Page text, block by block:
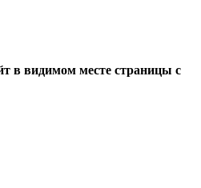
в видимом месте страницы с